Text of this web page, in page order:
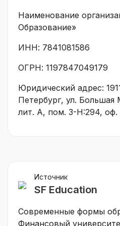
Наименование
Образование»
ИНН: 7841081586
ОГРН: 1197847049179
Юридический адрес:
Петербург, ул. Большая
лит. А, пом. 3-Н:294, оф.
Источник
SF Education
Современные формы
Финансовый